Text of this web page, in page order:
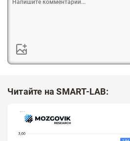
Читайте на SMART-LAB: